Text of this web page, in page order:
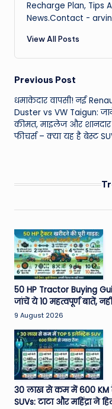
Recharge Plan, Tips
News.Contact -
View All Posts
Post
navigation
Previous Post
धमाकेदार वापसी! नई
Duster vs VW Taigun:
कीमत, माइलेज और शानदार
फीचर्स – क्या यह है बेस्ट
50 HP Tractor Buying
जांचें ये 10 महत्वपूर्ण बातें,
9 August 2026
30 लाख से कम में 600 KM
SUVs: टाटा और महिंद्रा ने